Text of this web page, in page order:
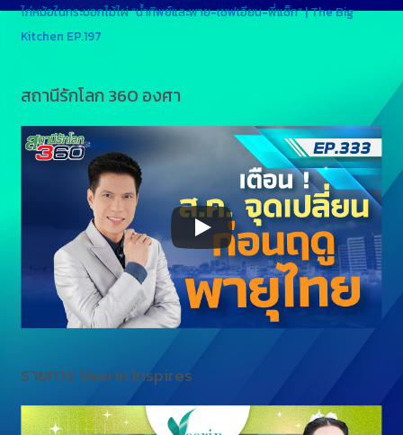
ไก่หม้อในกระบอกไม้ไผ่ “น้ำทิพย์และพาย-เชฟเอียน-พี่แซ็ก” | The Big
Kitchen EP.197
สถานีรักโลก 360 องศา
รายการ Veerin Inspires